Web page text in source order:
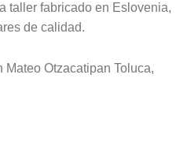
taller fabricado en Eslovenia,
de calidad.
Otzacatipan Toluca,